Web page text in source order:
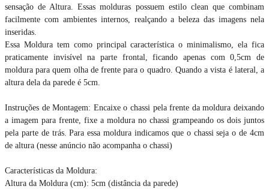
sensação de Altura. Essas molduras possuem estilo clean que combinam
facilmente com ambientes internos, realçando a beleza das imagens nela
inseridas.
Essa Moldura tem como principal característica o minimalismo, ela fica
praticamente invisível na parte frontal, ficando apenas com 0,5cm de
moldura para quem olha de frente para o quadro. Quando a vista é lateral, a
altura dela da parede é 5cm.
Instruções de Montagem: Encaixe o chassi pela frente da moldura deixando
a imagem para frente, fixe a moldura no chassi grampeando os dois juntos
pela parte de trás. Para essa moldura indicamos que o chassi seja o de 4cm
de altura (nesse anúncio não acompanha o chassi)
Características da Moldura:
Altura da Moldura (cm): 5cm (distância da parede)